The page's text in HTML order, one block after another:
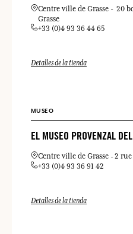
Centre ville de Grasse 20
Grasse
+33 (0)4 93 36 44 65
Detalles de la tienda
MUSEO
EL MUSEO PROVENZAL
Centre ville de Grasse 2 rue
+33 (0)4 93 36 91 42
Detalles de la tienda